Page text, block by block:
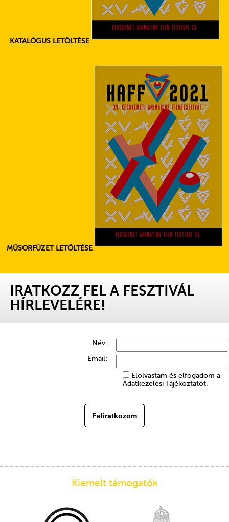
KATALÓGUS LETÖLTÉSE
MŰSORFÜZET LETÖLTÉSE
IRATKOZZ FEL A FESZTIVÁL
HÍRLEVELÉRE!
Név:
Email:
Elolvastam és elfogadom a
Adatkezelési Tájékoztatót.
Feliratkozom
Kiemelt támogatók